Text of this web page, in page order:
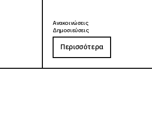
Ανακοινώσεις
Δημοσιεύσεις
Περισσότερα